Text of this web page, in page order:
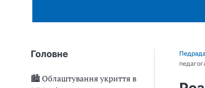
Головне
🏙 Облаштування укриття в
Педрада